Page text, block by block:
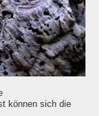
können sich die